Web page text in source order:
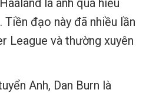
là anh quá hiểu
Tiền đạo này đã nhiều lần
League và thường xuyên
Anh, Dan Burn là